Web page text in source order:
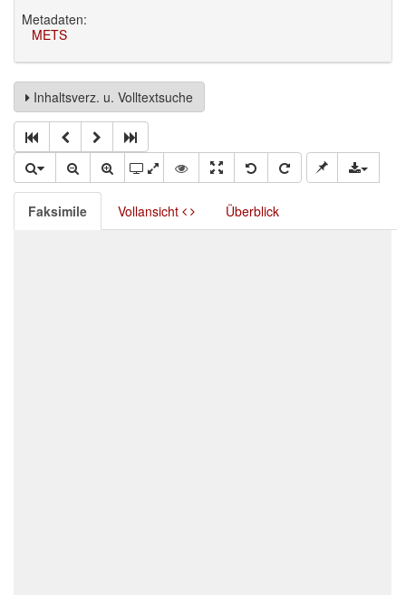
Metadaten:
METS
Inhaltsverz. u. Volltextsuche
Faksimile Vollansicht Überblick